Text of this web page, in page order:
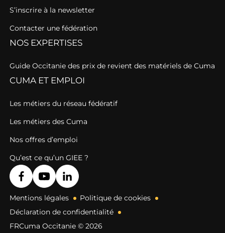
S’inscrire à la newsletter
Contacter une fédération
NOS EXPERTISES
Guide Occitanie des prix de revient des matériels de Cuma
CUMA ET EMPLOI
Les métiers du réseau fédératif
Les métiers des Cuma
Nos offres d’emploi
Qu’est ce qu’un GIEE ?
Mentions légales
Politique de cookies
Déclaration de confidentialité
FRCuma Occitanie © 2026